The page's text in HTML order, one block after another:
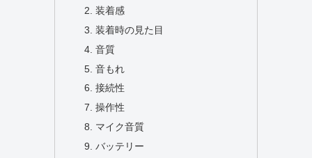
装着感
装着時の見た目
音質
音もれ
接続性
操作性
マイク音質
バッテリー